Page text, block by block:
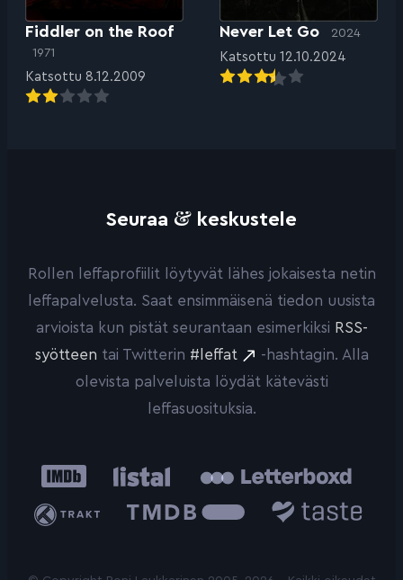
Fiddler on the Roof
1971
Katsottu 8.12.2009
Never Let Go 2024
Katsottu 12.10.2024
Seuraa & keskustele
Rollen leffaprofiilit löytyvät lähes jokaisesta netin
leffapalvelusta. Saat ensimmäisenä tiedon uusista
arvioista kun pistät seurantaan esimerkiksi RSS-
syötteen tai Twitterin #leffat
-hashtagin. Alla
olevista palveluista löydät kätevästi
leffasuosituksia.
IMDb Listal
Trakt